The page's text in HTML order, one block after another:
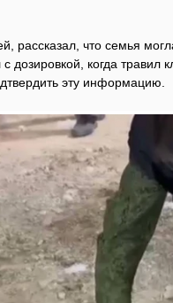
рассказал, что семья
дозировкой, когда травил
эту информацию.